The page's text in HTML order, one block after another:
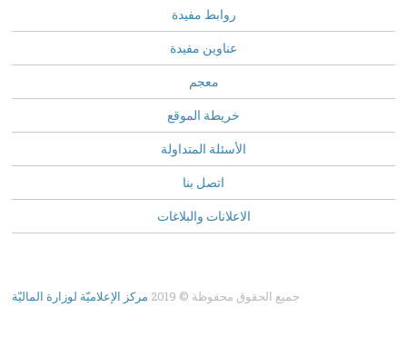
روابط مفيدة
عناوين مفيدة
معجم
خريطة الموقع
الأسئلة المتداولة
اتصل بنا
الاعلانات والبلاغات
جميع الحقوق محفوظة © 2019 مركز الإعلاميّة لوزارة الماليّة